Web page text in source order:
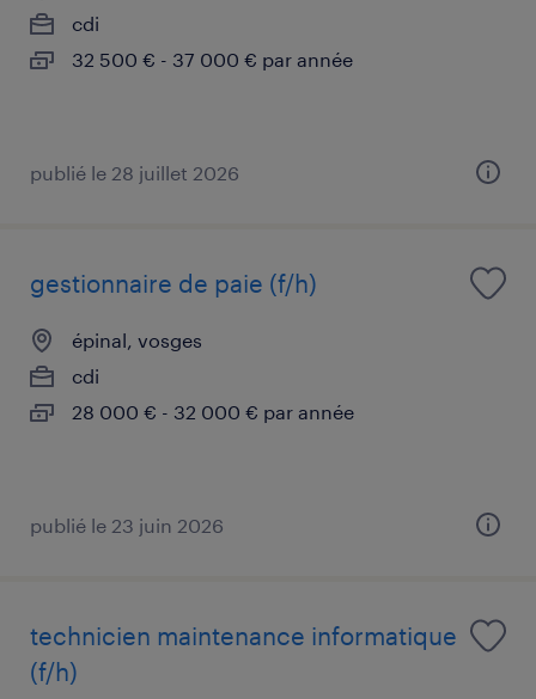
cdi
32 500 € - 37 000 € par année
publié le 28 juillet 2026
gestionnaire de paie (f/h)
épinal, vosges
cdi
28 000 € - 32 000 € par année
publié le 23 juin 2026
technicien maintenance informatique
(f/h)